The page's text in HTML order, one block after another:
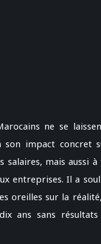
ne se
son impact concret
salaires, mais
entreprises. Il a
oreilles sur la
ans sans